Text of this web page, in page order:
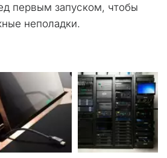
первым запуском, чтобы
неполадки.